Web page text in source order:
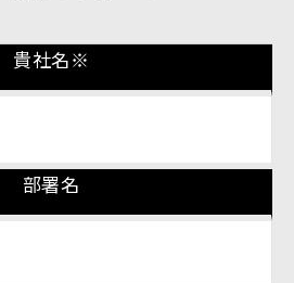
empty.
貴社名※
部署名